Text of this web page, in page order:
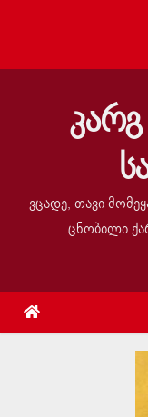
ვცადე, თავი
ცნობილი